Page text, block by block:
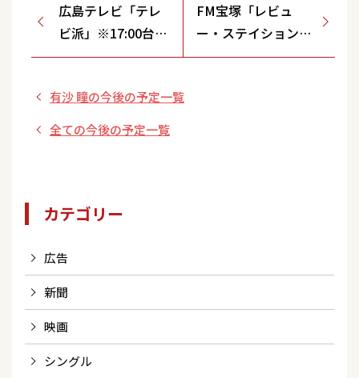
広島テレビ「テレ
ビ派」※17:00台街
角伝言板コーナー
FM宝塚「レビュ
ー・ステイション
」
有沙 瞳の今後の予定一覧
全ての今後の予定一覧
カテゴリー
広告
新聞
映画
シングル